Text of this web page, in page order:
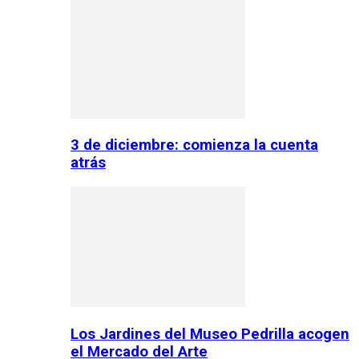
3 de diciembre: comienza la cuenta
atrás
Los Jardines del Museo Pedrilla acogen
el Mercado del Arte